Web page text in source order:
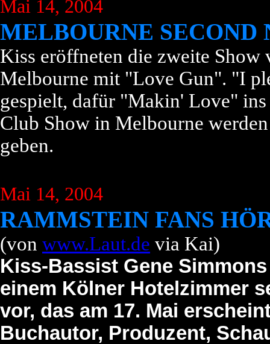
Mai 14, 2004
MELBOURNE SECOND
Kiss eröffneten die zweite Show
Melbourne mit "Love Gun". "I
gespielt, dafür "Makin' Love"
Club Show in Melbourne
geben.
Mai 14, 2004
RAMMSTEIN FANS
(von www.Laut.de via Kai)
Kiss-Bassist Gene
einem Kölner Hotelzimmer
vor, das am 17. Mai
Buchautor, Produzent,